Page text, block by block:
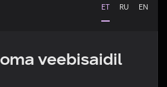
ET RU EN
veebisaidil